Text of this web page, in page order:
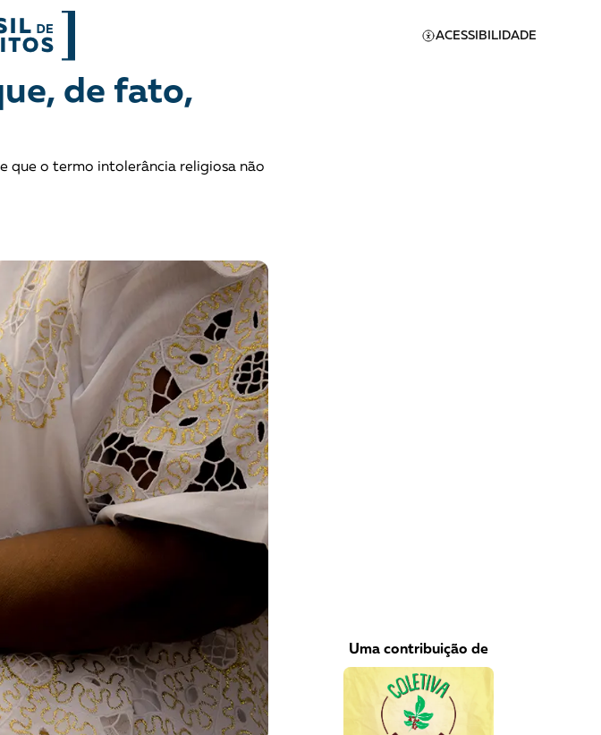
ACESSIBILIDADE
e trabalho escravo
Notícias
Opinião
Para entender
Podcast
de fato,
que o termo intolerância religiosa não
Uma contribuição de